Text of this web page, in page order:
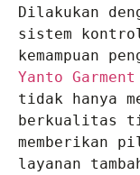
Dilakukan
sistem
Yanto
tidak hanya
berkualitas
memberikan
layanan